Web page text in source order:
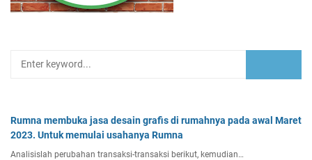
Rumna membuka jasa desain grafis di rumahnya pada awal Maret
2023. Untuk memulai usahanya Rumna
Analisislah perubahan transaksi-transaksi berikut, kemudian…